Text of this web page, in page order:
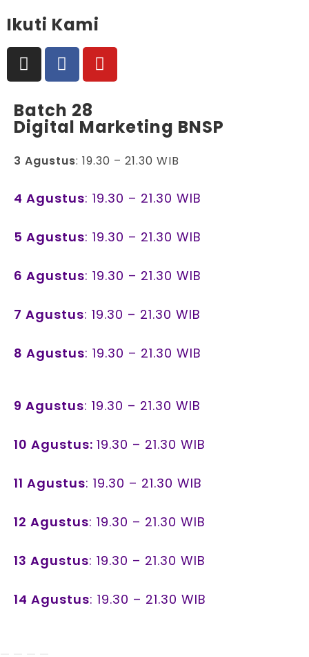
Ikuti Kami
Batch 28
Digital Marketing BNSP
3 Agustus: 19.30 – 21.30 WIB
4 Agustus: 19.30 – 21.30 WIB
5 Agustus: 19.30 – 21.30 WIB
6 Agustus: 19.30 – 21.30 WIB
7 Agustus: 19.30 – 21.30 WIB
8 Agustus: 19.30 – 21.30 WIB
9 Agustus: 19.30 – 21.30 WIB
10 Agustus: 19.30 – 21.30 WIB
11 Agustus: 19.30 – 21.30 WIB
12 Agustus: 19.30 – 21.30 WIB
13 Agustus: 19.30 – 21.30 WIB
14 Agustus: 19.30 – 21.30 WIB